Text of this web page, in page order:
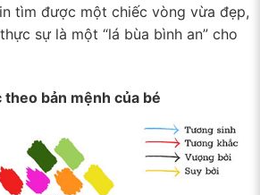
tìm được một chiếc vòng vừa đẹp,
sự là một “lá bùa bình an” cho
bản mệnh của bé